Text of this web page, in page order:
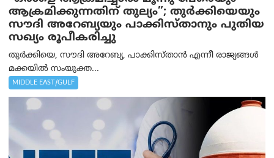
ആക്രമിക്കുന്നതിന് തുല്യം”; തുർക്കിയെയും
സൗദി അറേബ്യയും പാക്കിസ്താനും പുതിയ
സഖ്യം രൂപീകരിച്ചു
തുർക്കിയെ, സൗദി അറേബ്യ, പാക്കിസ്താന്‍ എന്നീ രാജ്യങ്ങൾ
മക്കയിൽ സംയുക്ത...
MIDDLE EAST/GULF